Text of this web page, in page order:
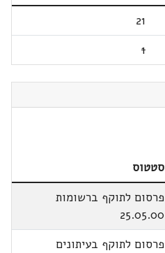
21
1
סטטוס
פרסום לתוקף ברשומות
25.05.00
פרסום לתוקף בעיתונים